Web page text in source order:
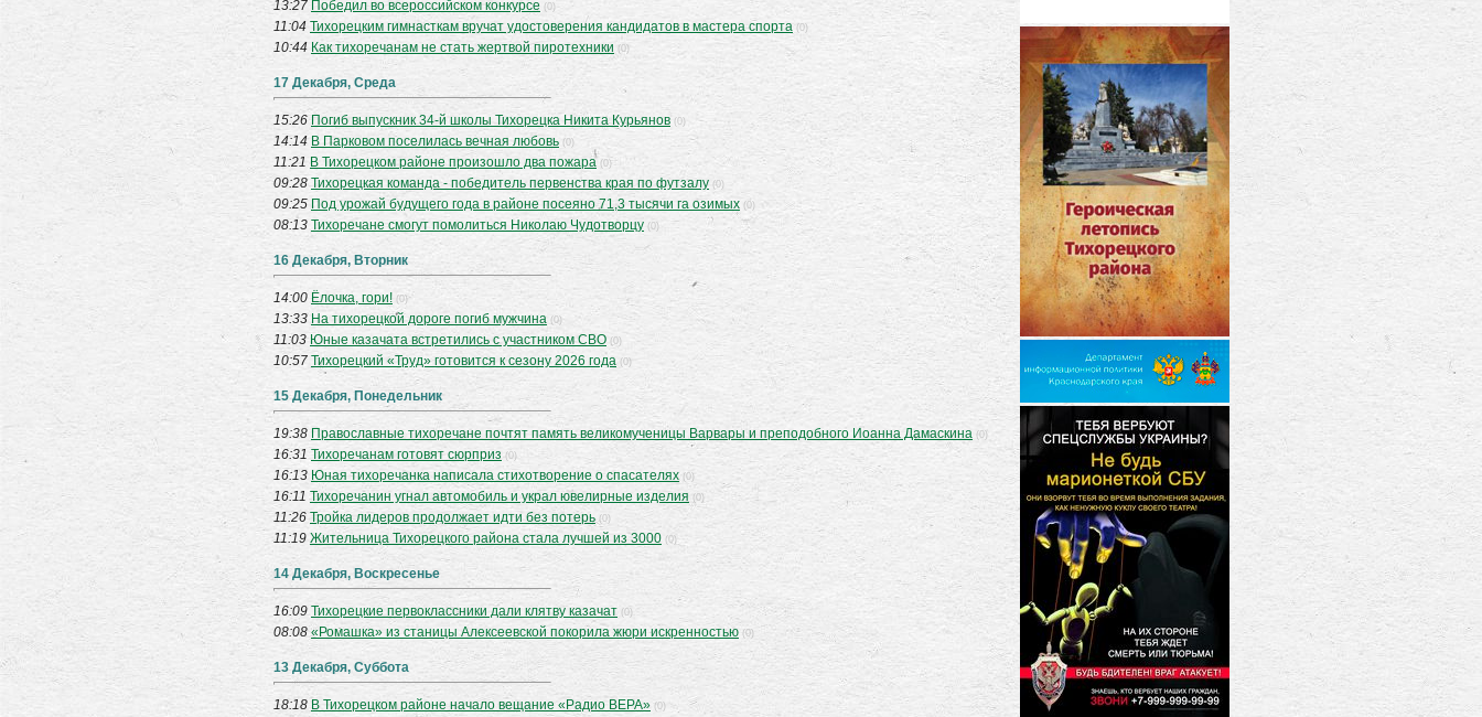
13:27 Победил во всероссийском конкурсе (0)
11:04 Тихорецким гимнасткам вручат удостоверения кандидатов в мастера спорта (0)
10:44 Как тихоречанам не стать жертвой пиротехники (0)
17 Декабря, Среда
15:26 Погиб выпускник 34-й школы Тихорецка Никита Курьянов (0)
14:14 В Парковом поселилась вечная любовь (0)
11:21 В Тихорецком районе произошло два пожара (0)
09:28 Тихорецкая команда - победитель первенства края по футзалу (0)
09:25 Под урожай будущего года в районе посеяно 71,3 тысячи га озимых (0)
08:13 Тихоречане смогут помолиться Николаю Чудотворцу (0)
16 Декабря, Вторник
14:00 Ёлочка, гори! (0)
13:33 На тихорецкой дороге погиб мужчина (0)
11:03 Юные казачата встретились с участником СВО (0)
10:57 Тихорецкий «Труд» готовится к сезону 2026 года (0)
15 Декабря, Понедельник
19:38 Православные тихоречане почтят память великомученицы Варвары и преподобного Иоанна Дамаскина (0)
16:31 Тихоречанам готовят сюрприз (0)
16:13 Юная тихоречанка написала стихотворение о спасателях (0)
16:11 Тихоречанин угнал автомобиль и украл ювелирные изделия (0)
11:26 Тройка лидеров продолжает идти без потерь (0)
11:19 Жительница Тихорецкого района стала лучшей из 3000 (0)
14 Декабря, Воскресенье
16:09 Тихорецкие первоклассники дали клятву казачат (0)
08:08 «Ромашка» из станицы Алексеевской покорила жюри искренностью (0)
13 Декабря, Суббота
18:18 В Тихорецком районе начало вещание «Радио ВЕРА» (0)